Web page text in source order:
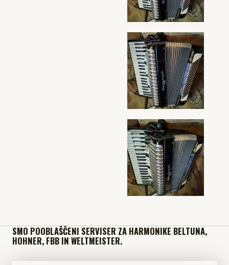
SMO POOBLAŠČENI SERVISER ZA HARMONIKE BELTUNA,
HOHNER, FBB IN WELTMEISTER.